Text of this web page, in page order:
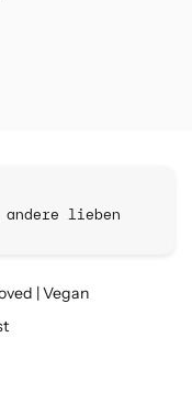
andere lieben
| Vegan